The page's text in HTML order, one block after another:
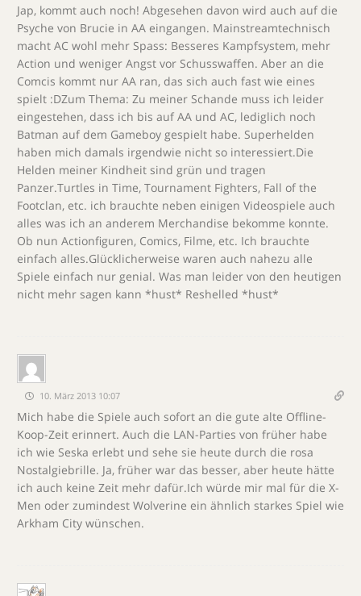
Jap, kommt auch noch! Abgesehen davon wird auch auf die
Psyche von Brucie in AA eingangen. Mainstreamtechnisch
macht AC wohl mehr Spass: Besseres Kampfsystem, mehr
Action und weniger Angst vor Schusswaffen. Aber an die
Comcis kommt nur AA ran, das sich auch fast wie eines
spielt :DZum Thema: Zu meiner Schande muss ich leider
eingestehen, dass ich bis auf AA und AC, lediglich noch
Batman auf dem Gameboy gespielt habe. Superhelden
haben mich damals irgendwie nicht so interessiert.Die
Helden meiner Kindheit sind grün und tragen
Panzer.Turtles in Time, Tournament Fighters, Fall of the
Footclan, etc. ich brauchte neben einigen Videospiele auch
alles was ich an anderem Merchandise bekomme konnte.
Ob nun Actionfiguren, Comics, Filme, etc. Ich brauchte
einfach alles.Glücklicherweise waren auch nahezu alle
Spiele einfach nur genial. Was man leider von den heutigen
nicht mehr sagen kann *hust* Reshelled *hust*
10. März 2013 10:07
Mich habe die Spiele auch sofort an die gute alte Offline-
Koop-Zeit erinnert. Auch die LAN-Parties von früher habe
ich wie Seska erlebt und sehe sie heute durch die rosa
Nostalgiebrille. Ja, früher war das besser, aber heute hätte
ich auch keine Zeit mehr dafür.Ich würde mir mal für die X-
Men oder zumindest Wolverine ein ähnlich starkes Spiel wie
Arkham City wünschen.